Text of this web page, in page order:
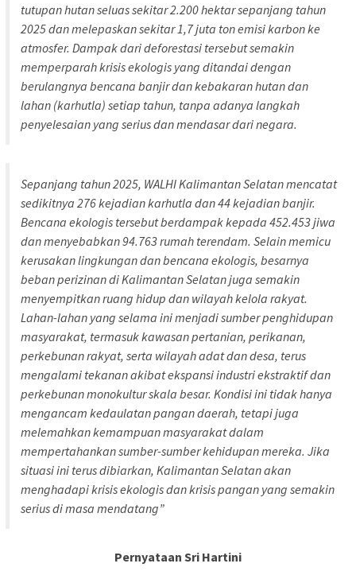
tutupan hutan seluas sekitar 2.200 hektar sepanjang tahun
2025 dan melepaskan sekitar 1,7 juta ton emisi karbon ke
atmosfer. Dampak dari deforestasi tersebut semakin
memperparah krisis ekologis yang ditandai dengan
berulangnya bencana banjir dan kebakaran hutan dan
lahan (karhutla) setiap tahun, tanpa adanya langkah
penyelesaian yang serius dan mendasar dari negara.
Sepanjang tahun 2025, WALHI Kalimantan Selatan mencatat
sedikitnya 276 kejadian karhutla dan 44 kejadian banjir.
Bencana ekologis tersebut berdampak kepada 452.453 jiwa
dan menyebabkan 94.763 rumah terendam. Selain memicu
kerusakan lingkungan dan bencana ekologis, besarnya
beban perizinan di Kalimantan Selatan juga semakin
menyempitkan ruang hidup dan wilayah kelola rakyat.
Lahan-lahan yang selama ini menjadi sumber penghidupan
masyarakat, termasuk kawasan pertanian, perikanan,
perkebunan rakyat, serta wilayah adat dan desa, terus
mengalami tekanan akibat ekspansi industri ekstraktif dan
perkebunan monokultur skala besar. Kondisi ini tidak hanya
mengancam kedaulatan pangan daerah, tetapi juga
melemahkan kemampuan masyarakat dalam
mempertahankan sumber-sumber kehidupan mereka. Jika
situasi ini terus dibiarkan, Kalimantan Selatan akan
menghadapi krisis ekologis dan krisis pangan yang semakin
serius di masa mendatang”
Pernyataan Sri Hartini